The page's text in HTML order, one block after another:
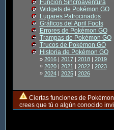
Función Sincroaventura
Widgets de Pokémon GO
Lugares Patrocinados
Gráficos del April Fools
Errores de Pokémon GO
Trampas de Pokémon GO
Trucos de Pokémon GO
Historia de Pokémon GO
» 2016| 2017| 2018| 2019
» 2020| 2021| 2022| 2023
» 2024| 2025| 2026
Ciertas funciones de
crees que tú o algún conocido